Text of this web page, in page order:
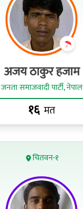
अजय ठाकुर हजाम
जनता समाजवादी पार्टी, नेपाल
१६ मत
चितवन-१